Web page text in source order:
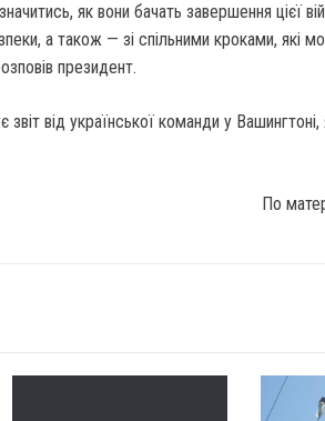
як вони бачать завершення цієї
а також — зі спільними кроками, які
президент.
звіт від української команди у
По